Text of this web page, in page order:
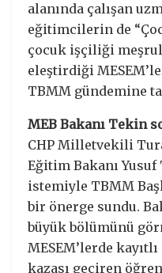
alanında çalışan
eğitimcilerin de
çocuk işçiliği
eleştirdiği
TBMM gündemine
MEB Bakanı Tekin
CHP Milletvekili
Eğitim Bakanı Yusuf
istemiyle TBMM
bir önerge sundu.
büyük bölümünü
MESEM’lerde
kazası geçiren